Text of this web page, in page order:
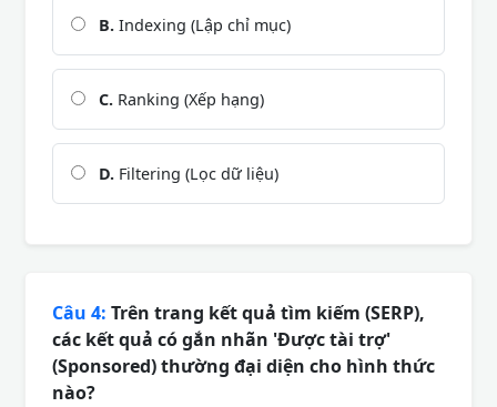
B. Indexing (Lập chỉ mục)
C. Ranking (Xếp hạng)
D. Filtering (Lọc dữ liệu)
Câu 4: Trên trang kết quả tìm kiếm (SERP),
các kết quả có gắn nhãn 'Được tài trợ'
(Sponsored) thường đại diện cho hình thức
nào?